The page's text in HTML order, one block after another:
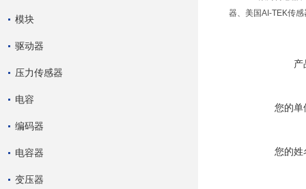
模块
驱动器
压力传感器
电容
编码器
电容器
变压器
器、美国AI-TEK传
产
您的单
您的姓